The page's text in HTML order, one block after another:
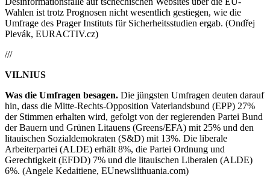
Wahlen ist trotz Prognosen nicht wesentlich gestiegen, wie die
Umfrage des Prager Instituts für Sicherheitsstudien ergab. (Ondřej
Plevák, EURACTIV.cz)
///
VILNIUS
Was die Umfragen besagen. Die jüngsten Umfragen deuten darauf
hin, dass die Mitte-Rechts-Opposition Vaterlandsbund (EPP) 27%
der Stimmen erhalten wird, gefolgt von der regierenden Partei Bund
der Bauern und Grünen Litauens (Greens/EFA) mit 25% und den
litauischen Sozialdemokraten (S&D) mit 13%. Die liberale
Arbeiterpartei (ALDE) erhält 8%, die Partei Ordnung und
Gerechtigkeit (EFDD) 7% und die litauischen Liberalen (ALDE)
6%. (Angele Kedaitiene, EUnewslithuania.com)